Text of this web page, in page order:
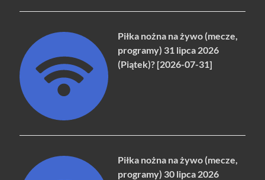
Piłka nożna na żywo (mecze,
programy) 31 lipca 2026
(Piątek)? [2026-07-31]
Piłka nożna na żywo (mecze,
programy) 30 lipca 2026